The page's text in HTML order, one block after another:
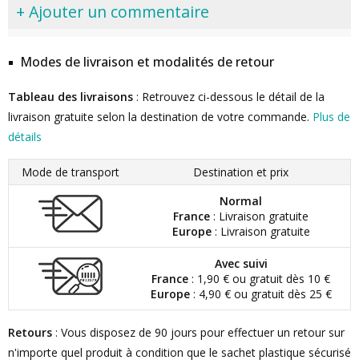
+ Ajouter un commentaire
Modes de livraison et modalités de retour
Tableau des livraisons : Retrouvez ci-dessous le détail de la
livraison gratuite selon la destination de votre commande. Plus de
détails
Mode de transport
Destination et prix
Normal
France : Livraison gratuite
Europe: Livraison gratuite
Avec suivi
France : 1,90 € ou gratuit dès 10 €
Europe: 4,90 € ou gratuit dès 25 €
Retours : Vous disposez de 90 jours pour effectuer un retour sur
n'importe quel produit à condition que le sachet plastique sécurisé